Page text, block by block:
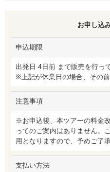
お申し込
申込期限
出発日 4日前 まで販売を行っ
※上記が休業日の場合、その
注意事項
※お申込後、本ツアーの料金
ってのご案内はありません。
用となりますので、予めご了
支払い方法